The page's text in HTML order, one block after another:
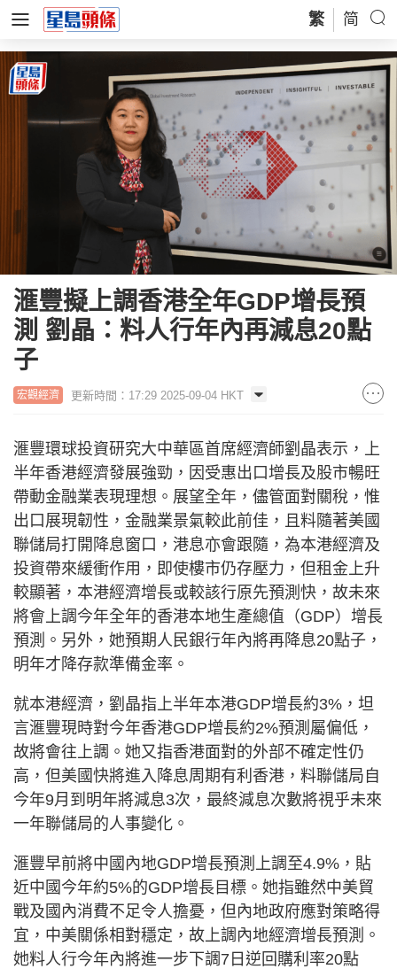
繁 简
滙豐擬上調香港全年GDP增長預
測 劉晶：料人行年內再減息20點
子
宏觀經濟 更新時間：17:29 2025-09-04 HKT
滙豐環球投資研究大中華區首席經濟師劉晶表示，上
半年香港經濟發展強勁，因受惠出口增長及股市暢旺
帶動金融業表現理想。展望全年，儘管面對關稅，惟
出口展現韌性，金融業景氣較此前佳，且料隨著美國
聯儲局打開降息窗口，港息亦會跟隨，為本港經濟及
投資帶來緩衝作用，即使樓市仍存壓力，但租金上升
較顯著，本港經濟增長或較該行原先預測快，故未來
將會上調今年全年的香港本地生產總值（GDP）增長
預測。另外，她預期人民銀行年內將再降息20點子，
明年才降存款準備金率。
就本港經濟，劉晶指上半年本港GDP增長約3%，坦
言滙豐現時對今年香港GDP增長約2%預測屬偏低，
故將會往上調。她又指香港面對的外部不確定性仍
高，但美國快將進入降息周期有利香港，料聯儲局自
今年9月到明年將減息3次，最終減息次數將視乎未來
一年聯儲局的人事變化。
滙豐早前將中國內地GDP增長預測上調至4.9%，貼
近中國今年約5%的GDP增長目標。她指雖然中美貿
戰及國內消費不足令人擔憂，但內地政府應對策略得
宜，中美關係相對穩定，故上調內地經濟增長預測。
她料人行今年內將進一步下調7日逆回購利率20點